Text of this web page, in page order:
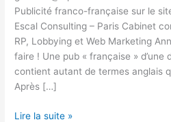
Publicité franco-française sur le
Escal Consulting – Paris Cabinet
RP, Lobbying et Web Marketing
faire ! Une pub « française » d’une
contient autant de termes anglais
Après […]
Lire la suite »